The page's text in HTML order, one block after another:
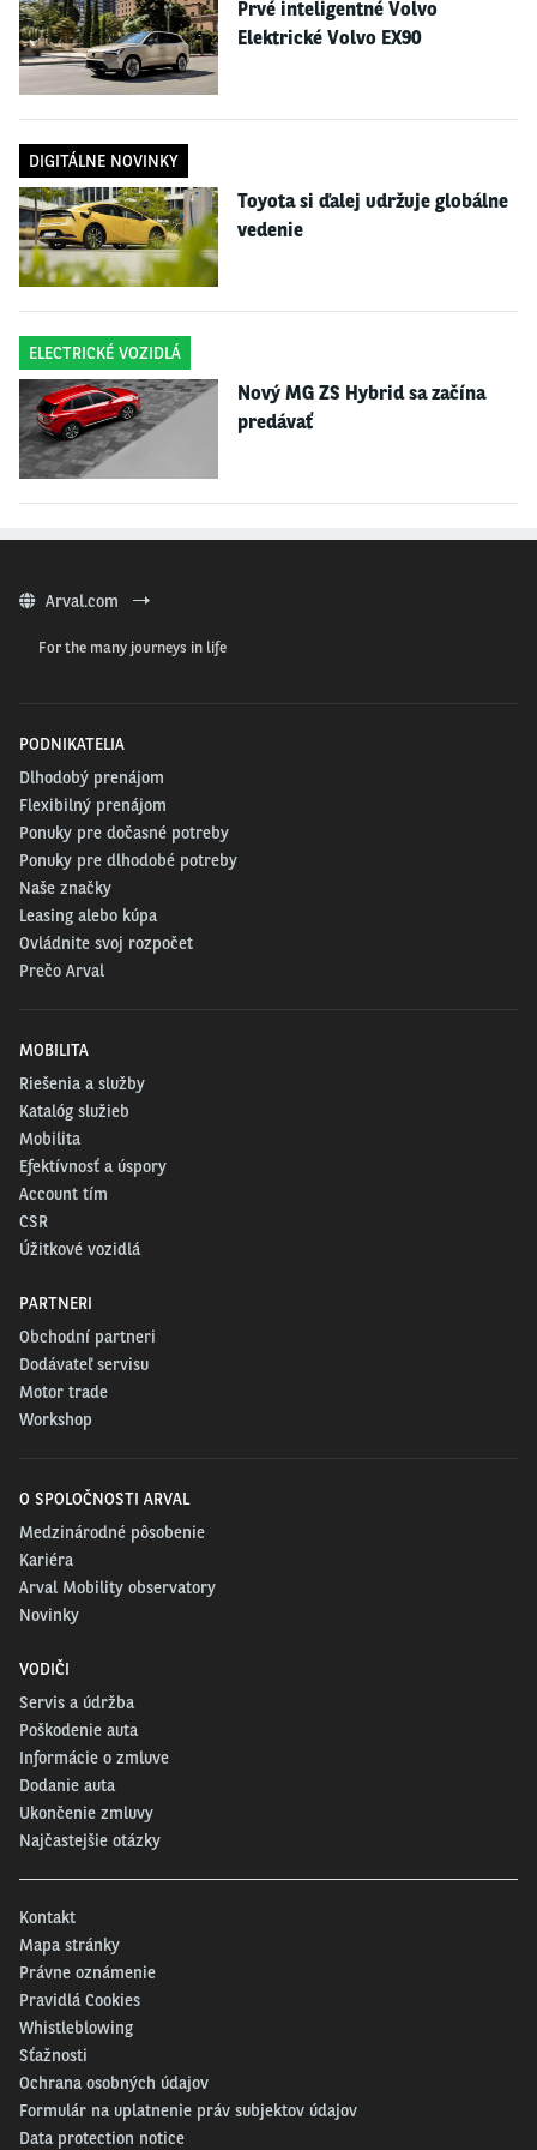
vozidiel.
Navrhované nariadenie zvyšuje ciele zníženia emisií CO2 do roku 2030 a
stanovuje nový cieľ na 100 % do roku 2035. Dôležitú úlohu pri jeho plnení
bude zohrávať silná a spoľahlivá sieť nabíjania elektrických vozidiel.
Prvé inteligentné Volvo
Elektrické Volvo EX90
DIGITÁLNE NOVINKY
Toyota si ďalej udržuje globálne
vedenie
ELECTRICKÉ VOZIDLÁ
Nový MG ZS Hybrid sa začína
predávať
Arval.com
For the many journeys in life
PODNIKATELIA
Dlhodobý prenájom
Flexibilný prenájom
Ponuky pre dočasné potreby
Ponuky pre dlhodobé potreby
Naše značky
Leasing alebo kúpa
Ovládnite svoj rozpočet
Prečo Arval
MOBILITA
Riešenia a služby
Katalóg služieb
Mobilita
Efektívnosť a úspory
Account tím
CSR
Úžitkové vozidlá
PARTNERI
Obchodní partneri
Dodávateľ servisu
Motor trade
Workshop
O SPOLOČNOSTI ARVAL
Medzinárodné pôsobenie
Kariéra
Arval Mobility observatory
Novinky
VODIČI
Servis a údržba
Poškodenie auta
Informácie o zmluve
Dodanie auta
Ukončenie zmluvy
Najčastejšie otázky
Kontakt
Mapa stránky
Právne oznámenie
Pravidlá Cookies
Whistleblowing
Sťažnosti
Ochrana osobných údajov
Formulár na uplatnenie práv subjektov údajov
Data protection notice